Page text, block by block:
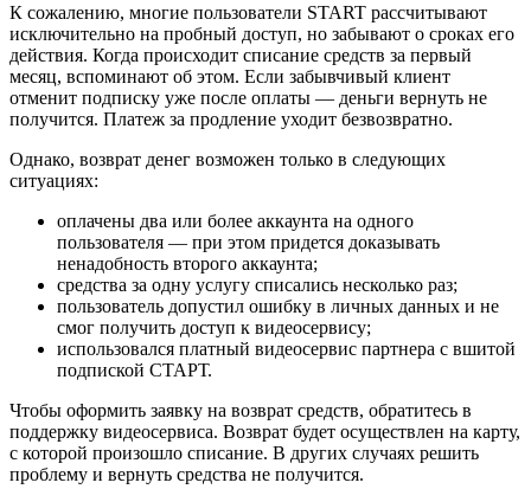
К сожалению, многие пользователи START рассчитывают
исключительно на пробный доступ, но забывают о сроках его
действия. Когда происходит списание средств за первый
месяц, вспоминают об этом. Если забывчивый клиент
отменит подписку уже после оплаты — деньги вернуть не
получится. Платеж за продление уходит безвозвратно.
Однако, возврат денег возможен только в следующих
ситуациях:
оплачены два или более аккаунта на одного
пользователя — при этом придется доказывать
ненадобность второго аккаунта;
средства за одну услугу списались несколько раз;
пользователь допустил ошибку в личных данных и не
смог получить доступ к видеосервису;
использовался платный видеосервис партнера с вшитой
подпиской СТАРТ.
Чтобы оформить заявку на возврат средств, обратитесь в
поддержку видеосервиса. Возврат будет осуществлен на карту,
с которой произошло списание. В других случаях решить
проблему и вернуть средства не получится.